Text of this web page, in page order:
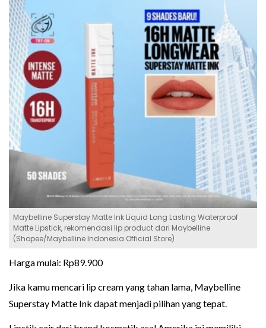
Maybelline Superstay Matte Ink Liquid Long Lasting Waterproof
Matte Lipstick, rekomendasi lip product dari Maybelline
(Shopee/Maybelline Indonesia Official Store)
Harga mulai: Rp89.900
Jika kamu mencari lip cream yang tahan lama, Maybelline
Superstay Matte Ink dapat menjadi pilihan yang tepat.